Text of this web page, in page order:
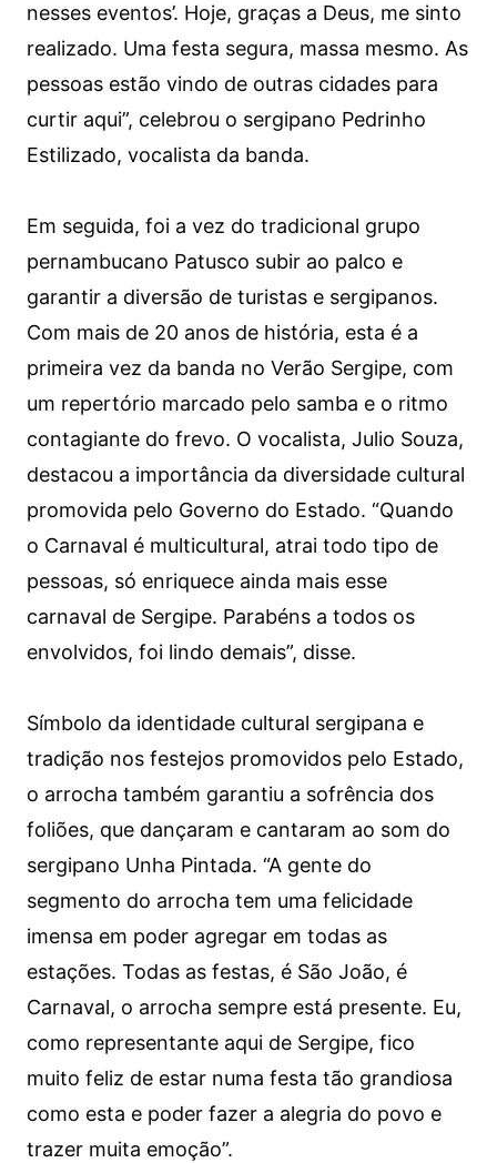
nesses eventos’. Hoje, graças a Deus, me sinto
realizado. Uma festa segura, massa mesmo. As
pessoas estão vindo de outras cidades para
curtir aqui”, celebrou o sergipano Pedrinho
Estilizado, vocalista da banda.
Em seguida, foi a vez do tradicional grupo
pernambucano Patusco subir ao palco e
garantir a diversão de turistas e sergipanos.
Com mais de 20 anos de história, esta é a
primeira vez da banda no Verão Sergipe, com
um repertório marcado pelo samba e o ritmo
contagiante do frevo. O vocalista, Julio Souza,
destacou a importância da diversidade cultural
promovida pelo Governo do Estado. “Quando
o Carnaval é multicultural, atrai todo tipo de
pessoas, só enriquece ainda mais esse
carnaval de Sergipe. Parabéns a todos os
envolvidos, foi lindo demais”, disse.
Símbolo da identidade cultural sergipana e
tradição nos festejos promovidos pelo Estado,
o arrocha também garantiu a sofrência dos
foliões, que dançaram e cantaram ao som do
sergipano Unha Pintada. “A gente do
segmento do arrocha tem uma felicidade
imensa em poder agregar em todas as
estações. Todas as festas, é São João, é
Carnaval, o arrocha sempre está presente. Eu,
como representante aqui de Sergipe, fico
muito feliz de estar numa festa tão grandiosa
como esta e poder fazer a alegria do povo e
trazer muita emoção”.